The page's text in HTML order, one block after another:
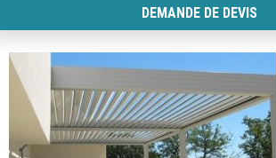
DEMANDE DE DEVIS